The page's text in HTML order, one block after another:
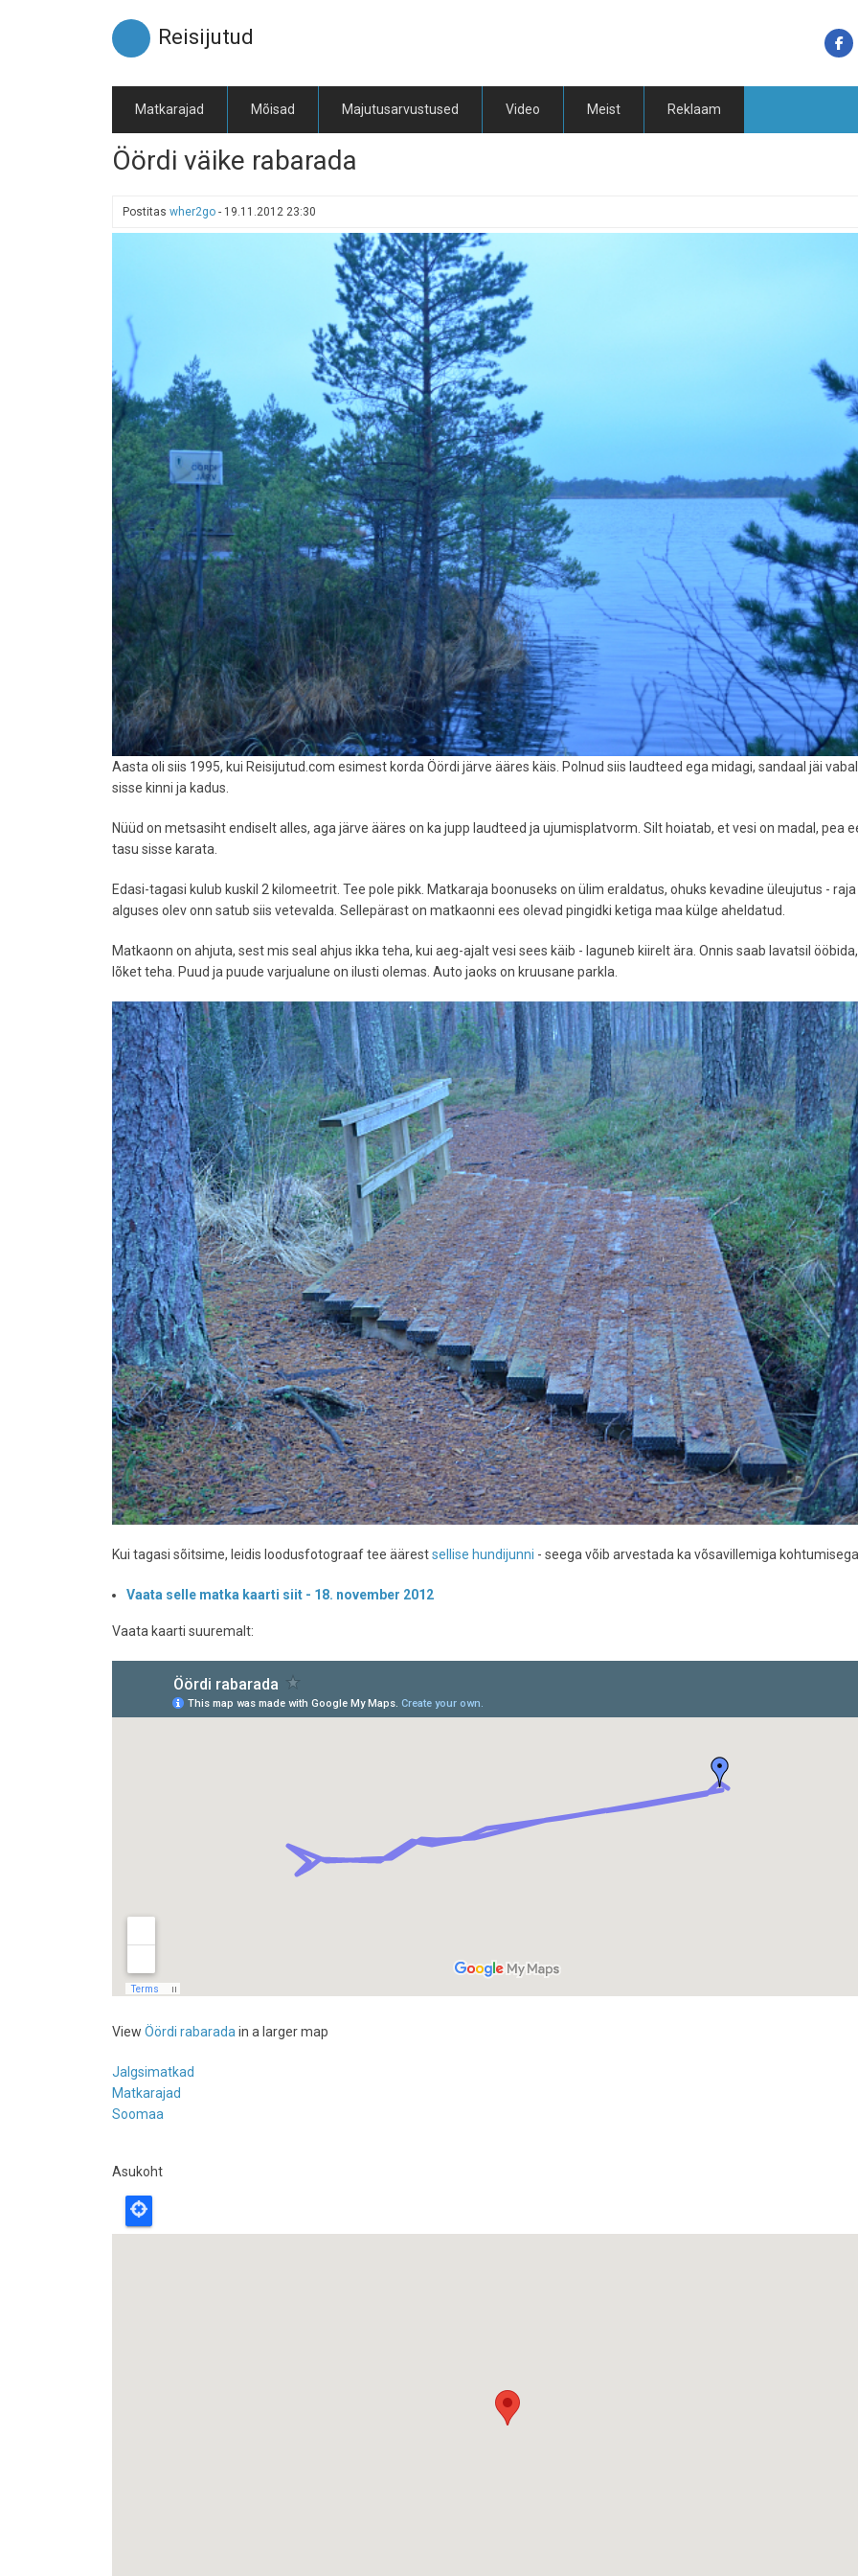
Reisijutud
Matkarajad Mõisad Majutusarvustused Video Meist Reklaam
Öördi väike rabarada
Postitas wher2go - 19.11.2012 23:30
Aasta oli siis 1995, kui Reisijutud.com esimest korda Öördi järve ääres käis. Polnud siis laudteed ega midagi, sandaal jäi
sisse kinni ja kadus.
Nüüd on metsasiht endiselt alles, aga järve ääres on ka jupp laudteed ja ujumisplatvorm. Silt hoiatab, et vesi on madal, pea
tasu sisse karata.
Edasi-tagasi kulub kuskil 2 kilomeetrit. Tee pole pikk. Matkaraja boonuseks on ülim eraldatus, ohuks kevadine üleujutus - raja
alguses olev onn satub siis vetevalda. Sellepärast on matkaonni ees olevad pingidki ketiga maa külge aheldatud.
Matkaonn on ahjuta, sest mis seal ahjus ikka teha, kui aeg-ajalt vesi sees käib - laguneb kiirelt ära. Onnis saab lavatsil
lõket teha. Puud ja puude varjualune on ilusti olemas. Auto jaoks on kruusane parkla.
Kui tagasi sõitsime, leidis loodusfotograaf tee äärestsellise hundijunni - seega võib arvestada ka võsavillemiga
Vaata selle matka kaarti siit - 18. november 2012
Vaata kaarti suuremalt:
View Öördi rabarada in a larger map
Jalgsimatkad
Matkarajad
Soomaa
Asukoht